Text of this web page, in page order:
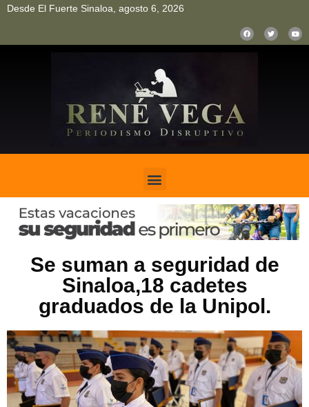
Desde El Fuerte Sinaloa, agosto 6, 2026
Se suman a seguridad de
Sinaloa,18 cadetes
graduados de la Unipol.